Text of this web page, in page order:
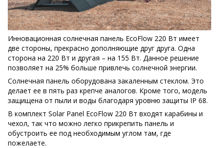
Инновационная солнечная панель EcoFlow 220 Вт имеет
две стороны, прекрасно дополняющие друг друга. Одна
сторона на 220 Вт и другая – на 155 Вт. Данное решение
позволяет на 25% больше привлечь солнечной энергии.
Солнечная панель оборудована закаленным стеклом. Это
делает ее в пять раз крепче аналогов. Кроме того, модель
защищена от пыли и воды благодаря уровню защиты IP 68.
В комплект Solar Panel EcoFlow 220 Вт входят карабины и
чехол, так что можно легко прикрепить панель и
обустроить ее под необходимым углом там, где
пожелаете.